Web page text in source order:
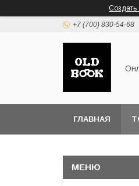
Создать
+7 (700) 830-54-68
ГЛАВНАЯ